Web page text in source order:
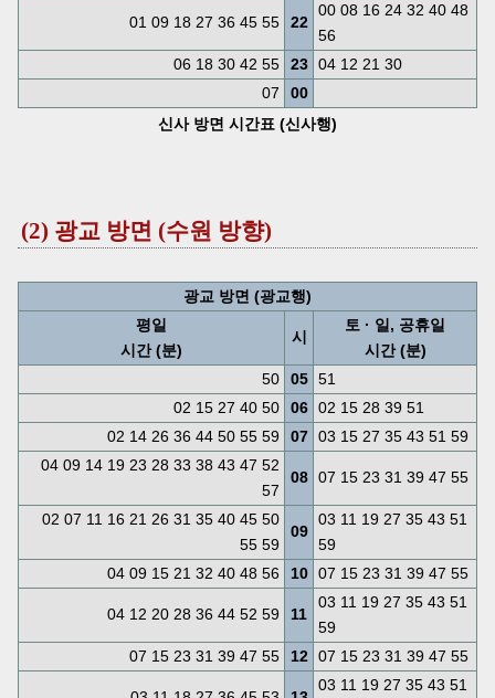
신사 방면 시간표 (신사행)
01 09 18 27 36 45 55 22
00 08 16 24 32 40 48
56
06 18 30 42 55
23
04 12 21 30
07
00
(2) 광교 방면 (수원 방향)
광교 방면 (광교행)
평일
시간 (분)
시
토 · 일, 공휴일
시간 (분)
50
05
51
02 15 27 40 50
06
02 15 28 39 51
02 14 26 36 44 50 55 59
07
03 15 27 35 43 51 59
04 09 14 19 23 28 33 38 43 47 52
57
08 07 15 23 31 39 47 55
02 07 11 16 21 26 31 35 40 45 50
55 59
09
03 11 19 27 35 43 51
59
04 09 15 21 32 40 48 56
10 07 15 23 31 39 47 55
04 12 20 28 36 44 52 59 11
03 11 19 27 35 43 51
59
07 15 23 31 39 47 55
12 07 15 23 31 39 47 55
03 11 19 27 35 43 51